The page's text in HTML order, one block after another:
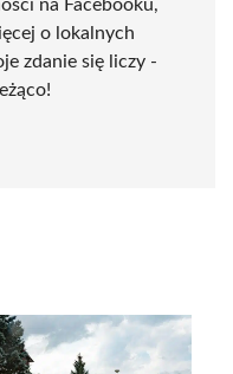
na Facebooku,
o lokalnych
zdanie się liczy -